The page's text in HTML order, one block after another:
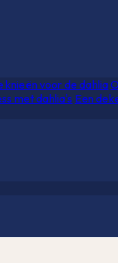
knieën voor de dahlia
met dahlia's Een